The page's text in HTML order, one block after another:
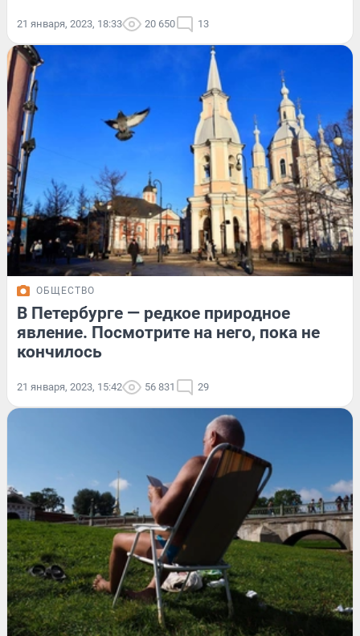
21 января, 2023, 18:33 20 650 13
ОБЩЕСТВО
В Петербурге — редкое природное
явление. Посмотрите на него, пока не
кончилось
21 января, 2023, 15:42 56 831 29